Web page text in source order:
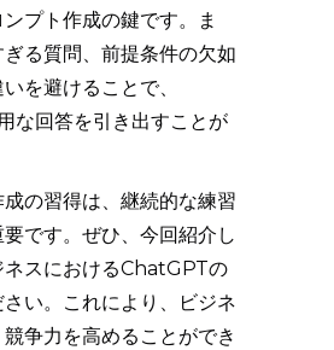
プト作成の鍵です。ま
る質問、前提条件の欠如
を避けることで、
な回答を引き出すことが
の習得は、継続的な練習
です。ぜひ、今回紹介し
ネスにおけるChatGPTの
い。これにより、ビジネ
争力を高めることができ